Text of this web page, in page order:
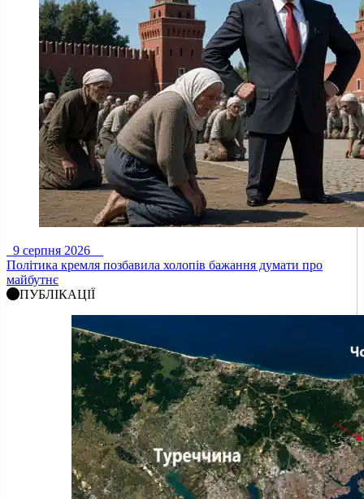
9 серпня 2026
Політика кремля позбавила холопів бажання думати про
майбутнє
ПУБЛІКАЦІЇ